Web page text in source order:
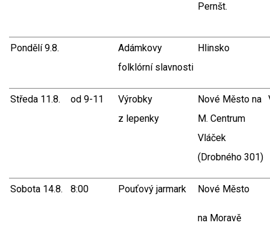
Pernšt.
Pondělí 9.8.
Adámkovy
folklórní slavnosti
Hlinsko
Středa 11.8. od 9-11
Výrobky
z lepenky
Nové Město na
M. Centrum
Vláček
(Drobného 301)
Sobota 14.8. 8:00 Pouťový jarmark Nové Město
na Moravě